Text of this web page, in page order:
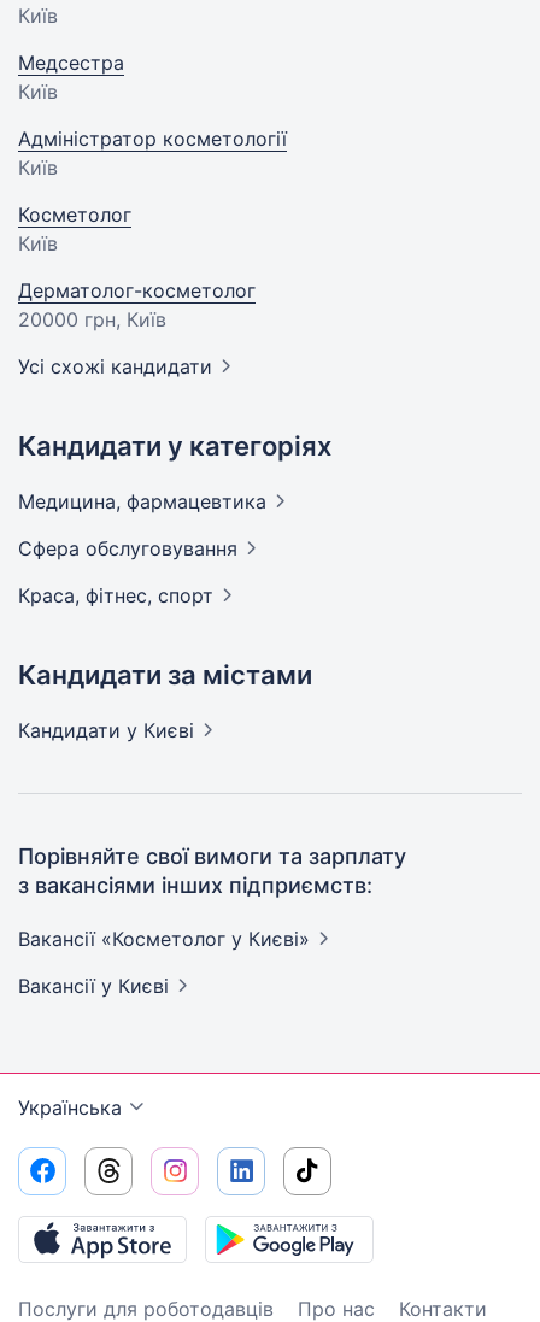
Київ
Медсестра
Київ
Адміністратор косметології
Київ
Косметолог
Київ
Дерматолог-косметолог
20000 грн, Київ
Усі схожі кандидати
Кандидати у категоріях
Медицина, фармацевтика
Сфера обслуговування
Краса, фітнес, спорт
Кандидати за містами
Кандидати у Києві
Порівняйте свої вимоги та зарплату
з вакансіями інших підприємств:
Вакансії «Косметолог у Києві»
Вакансії у Києві
Українська
Послуги для роботодавців Про нас Контакти